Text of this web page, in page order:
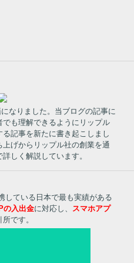
なりました。当ブログの記事に
も理解できるようにリップル
記事を新たに書き起こしまし
げからリップル社の創業を通
しく解説しています。
している日本で最も実績がある
の入出金に対応し、
スマホアプ
です。